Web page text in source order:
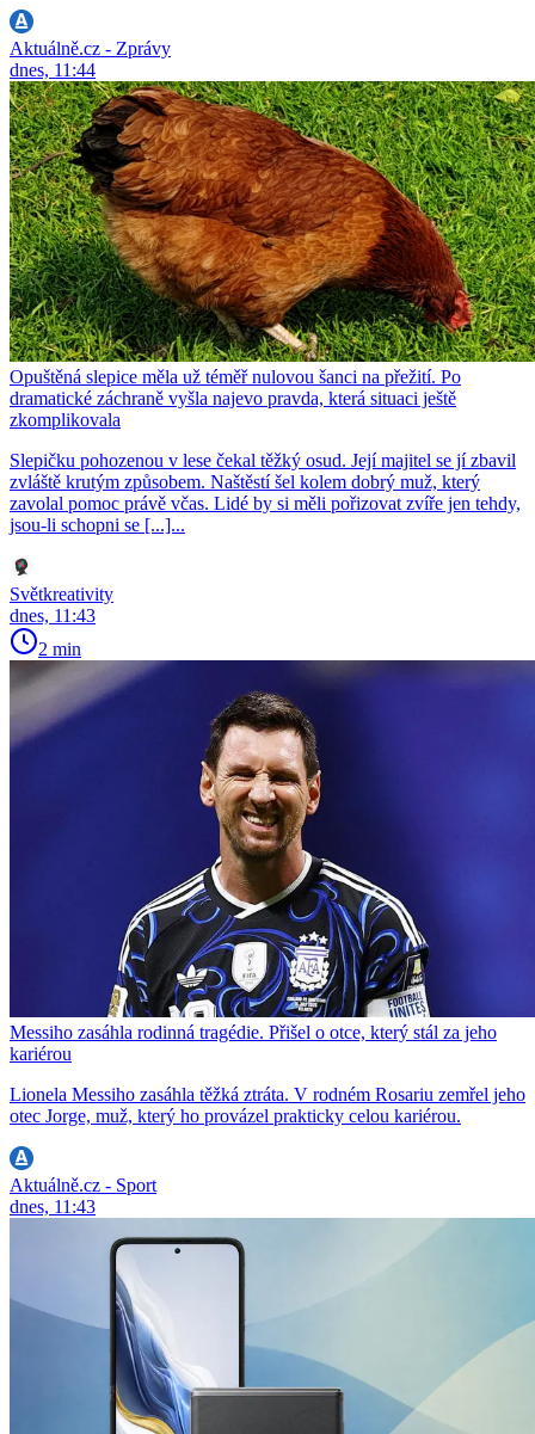
Aktuálně.cz - Zprávy
dnes, 11:44
Opuštěná slepice měla už téměř nulovou šanci na přežití. Po
dramatické záchraně vyšla najevo pravda, která situaci ještě
zkomplikovala
Slepičku pohozenou v lese čekal těžký osud. Její majitel se jí zbavil
zvláště krutým způsobem. Naštěstí šel kolem dobrý muž, který
zavolal pomoc právě včas. Lidé by si měli pořizovat zvíře jen tehdy,
jsou-li schopni se [...]...
Světkreativity
dnes, 11:43
2 min
Messiho zasáhla rodinná tragédie. Přišel o otce, který stál za jeho
kariérou
Lionela Messiho zasáhla těžká ztráta. V rodném Rosariu zemřel jeho
otec Jorge, muž, který ho provázel prakticky celou kariérou.
Aktuálně.cz - Sport
dnes, 11:43